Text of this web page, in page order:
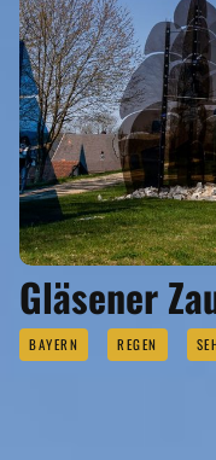
Gläsener
BAYERN REGEN